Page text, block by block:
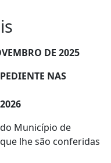
DE 2025
NAS
Município de
lhe são conferidas